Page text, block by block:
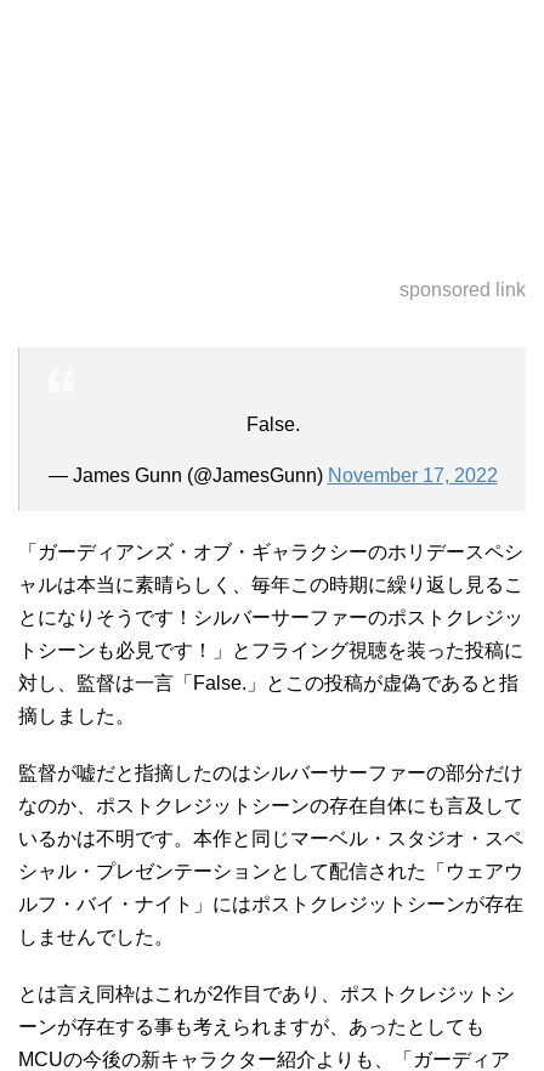
sponsored link
False.
— James Gunn (@JamesGunn) November 17, 2022
「ガーディアンズ・オブ・ギャラクシーのホリデースペシ
ャルは本当に素晴らしく、毎年この時期に繰り返し見るこ
とになりそうです！シルバーサーファーのポストクレジッ
トシーンも必見です！」とフライング視聴を装った投稿に
対し、監督は一言「False.」とこの投稿が虚偽であると指
摘しました。
監督が嘘だと指摘したのはシルバーサーファーの部分だけ
なのか、ポストクレジットシーンの存在自体にも言及して
いるかは不明です。本作と同じマーベル・スタジオ・スペ
シャル・プレゼンテーションとして配信された「ウェアウ
ルフ・バイ・ナイト」にはポストクレジットシーンが存在
しませんでした。
とは言え同枠はこれが2作目であり、ポストクレジットシ
ーンが存在する事も考えられますが、あったとしても
MCUの今後の新キャラクター紹介よりも、「ガーディア